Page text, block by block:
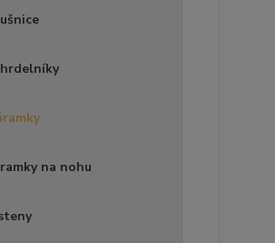
na nohu